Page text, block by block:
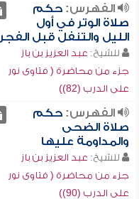
الفهرس:حكم
صلاة الوتر في أول
الليل والتنفل قبل الفجر
للشيخ: عبد العزيز بن باز
جزء من محاضرة ( فتاوى نور
على الدرب (82))
الفهرس:حكم
صلاة الضحى
والمداومة عليها
للشيخ: عبد العزيز بن باز
جزء من محاضرة ( فتاوى نور
على الدرب (90))